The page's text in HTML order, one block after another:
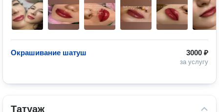
3000 ₽
за услугу
Окрашивание шатуш
Татуаж